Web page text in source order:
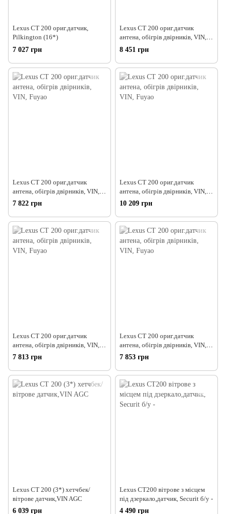
Lexus CT 200 ориг.датчик,
Pilkington (16*)
7 027 грн
Lexus CT 200 ориг.датчик
антена, обігрів двірників, VIN,
Fuyao
8 451 грн
Lexus CT 200 ориг.датчик
антена, обігрів двірників, VIN,
Fuyao
7 822 грн
Lexus CT 200 ориг.датчик
антена, обігрів двірників, VIN,
Fuyao
10 209 грн
Lexus CT 200 ориг.датчик
антена, обігрів двірників, VIN,
Fuyao
7 813 грн
Lexus CT 200 ориг.датчик
антена, обігрів двірників, VIN,
Fuyao
7 853 грн
Lexus CT 200 (3*) хетчбек/
вітрове датчик,VIN AGC
6 039 грн
Lexus СТ200 вітрове з місцем
під дзеркало,датчик, Securit б/у -
4 490 грн